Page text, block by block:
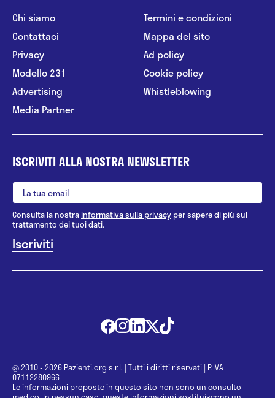
Chi siamo
Contattaci
Privacy
Modello 231
Advertising
Media Partner
Termini e condizioni
Mappa del sito
Ad policy
Cookie policy
Whistleblowing
ISCRIVITI ALLA NOSTRA NEWSLETTER
Consulta la nostrainformativa sulla privacy per sapere di più sul
trattamento dei tuoi dati.
@ 2010 - 2026 Pazienti.org s.r.l. | Tutti i diritti riservati | P.IVA
07112280966
Le informazioni proposte in questo sito non sono un consulto